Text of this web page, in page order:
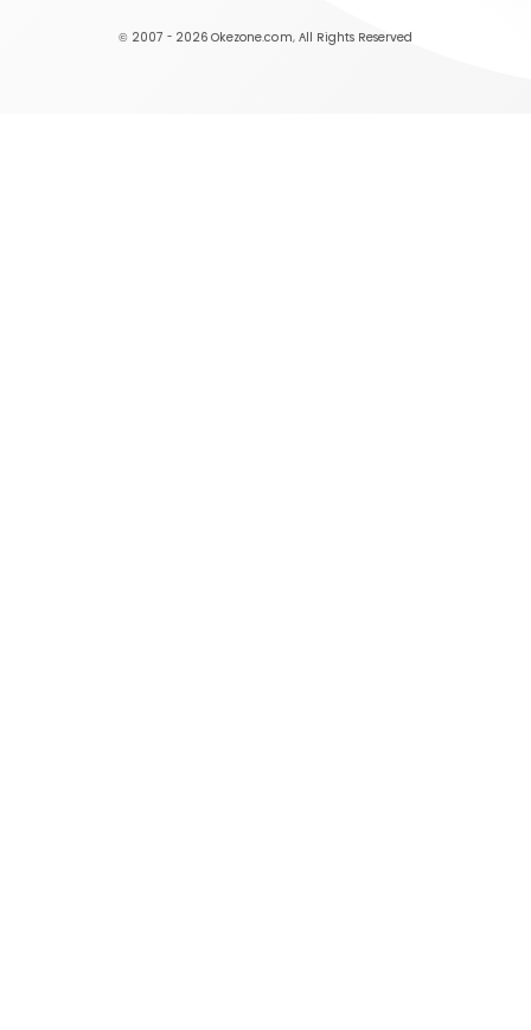
© 2007 - 2026 Okezone.com, All Rights Reserved